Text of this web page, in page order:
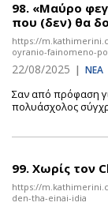
98. «Μαύρο
που (δεν) θα
https://
oyranio-fainomeno-
22/08/2025 | ΝΕΑ
Σαν από πρόφαση
πολυάσχολος
99. Χωρίς τον
https://
den-tha-einai-idia